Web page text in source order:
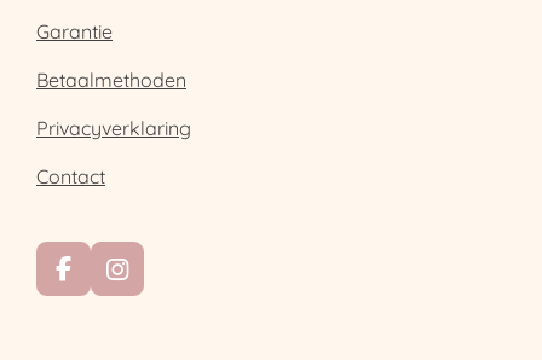
Garantie
Betaalmethoden
Privacyverklaring
Contact
F
a
I
n